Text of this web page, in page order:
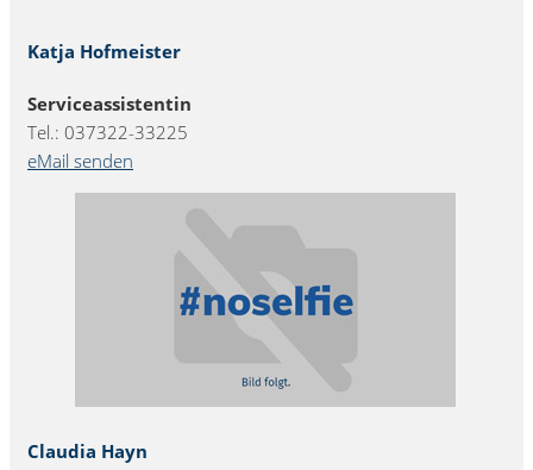
Katja Hofmeister
Serviceassistentin
Tel.: 037322-33225
eMail senden
Claudia Hayn